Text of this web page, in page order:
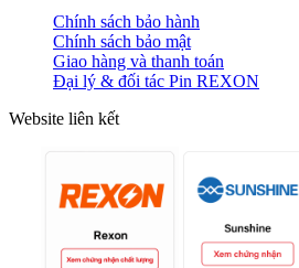
Chính sách bảo hành
Chính sách bảo mật
Giao hàng và thanh toán
Đại lý & đối tác Pin REXON
Website liên kết